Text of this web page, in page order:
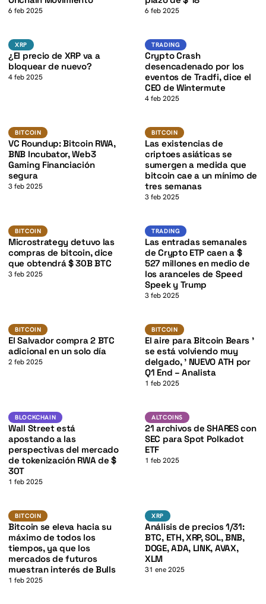
6 feb 2025 6 feb 2025
XRPXRP
¿El precio de XRP va a
bloquear de nuevo?
4 feb 2025
Trading
TRADING
Crypto Crash
desencadenado por los
eventos de Tradfi, dice el
CEO de Wintermute
4 feb 2025
BITCOINBTC
K
BITCOIN
VC Roundup: Bitcoin RWA,
BNB Incubator, Web3
Gaming Financiación
segura
3 feb 2025
BITCOIN
BITCOIN
Las existencias de
criptoes asiáticas se
sumergen a medida que
bitcoin cae a un mínimo de
tres semanas
3 feb 2025
BITCOIN BTC
K
BITCOIN
Microstrategy detuvo las
compras de bitcoin, dice
que obtendrá $ 30B BTC
3 feb 2025
Trading
TRADING
Las entradas semanales
de Crypto ETP caen a $
527 millones en medio de
los aranceles de Speed
Speek y Trump
3 feb 2025
BITCOIN BTC
K
BITCOIN
El Salvador compra 2 BTC
adicional en un solo día
2 feb 2025
BITCOIN
BITCOIN
El aire para Bitcoin Bears '
se está volviendo muy
delgado, ' NUEVO ATH por
Q1 End – Analista
1 feb 2025
Blockchain
K
BLOCKCHAIN
Wall Street está
apostando a las
perspectivas del mercado
de tokenización RWA de $
30T
1 feb 2025
ALTCOINS DOT
ALTCOINS
21 archivos de SHARES con
SEC para Spot Polkadot
ETF
1 feb 2025
BITCOINBTC
K
BITCOIN
Bitcoin se eleva hacia su
máximo de todos los
tiempos, ya que los
mercados de futuros
muestran interés de Bulls
1 feb 2025
XRPXRP
Análisis de precios 1/31:
BTC, ETH, XRP, SOL, BNB,
DOGE, ADA, LINK, AVAX,
XLM
31 ene 2025